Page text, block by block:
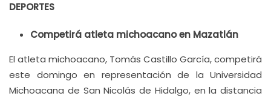
DEPORTES
Competirá atleta michoacano en Mazatlán
El atleta michoacano, Tomás Castillo García, competirá
este domingo en representación de la Universidad
Michoacana de San Nicolás de Hidalgo, en la distancia